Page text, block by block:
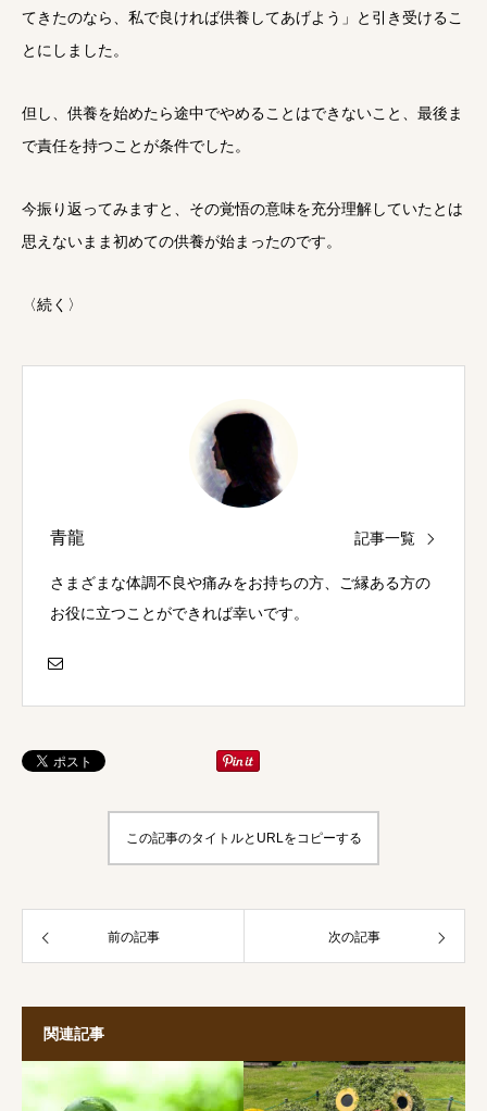
てきたのなら、私で良ければ供養してあげよう」と引き受けるこ
とにしました。
但し、供養を始めたら途中でやめることはできないこと、最後ま
で責任を持つことが条件でした。
今振り返ってみますと、その覚悟の意味を充分理解していたとは
思えないまま初めての供養が始まったのです。
〈続く〉
青龍 記事一覧
さまざまな体調不良や痛みをお持ちの方、ご縁ある方の
お役に立つことができれば幸いです。
この記事のタイトルとURLをコピーする
前の記事 次の記事
関連記事